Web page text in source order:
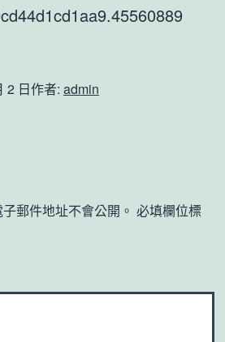
2 日作者: admin
郵件地址不會公開。 必填欄位標